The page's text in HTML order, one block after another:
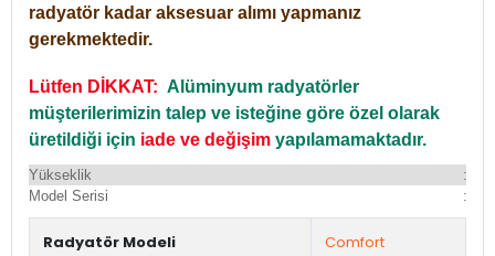
radyatör kadar aksesuar alımı yapmanız
gerekmektedir.
Lütfen DİKKAT: Alüminyum radyatörler
müşterilerimizin talep ve isteğine göre özel olarak
üretildiği için iade ve değişim yapılamamaktadır.
Yükseklik :
Model Serisi
:
Radyatör Modeli Comfort